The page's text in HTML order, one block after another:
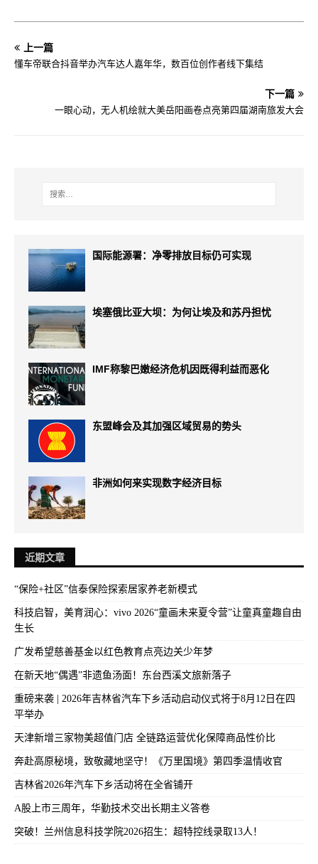
上一篇
懂车帝联合抖音举办汽车达人嘉年华，数百位创作者线下集结
下一篇
一眼心动，无人机绘就大美岳阳画卷点亮第四届湖南旅发大会
国际能源署：净零排放目标仍可实现
埃塞俄比亚大坝：为何让埃及和苏丹担忧
IMF称黎巴嫩经济危机因既得利益而恶化
东盟峰会及其加强区域贸易的势头
非洲如何来实现数字经济目标
近期文章
“保险+社区”信泰保险探索居家养老新模式
科技启智，美育润心：vivo 2026“童画未来夏令营”让童真童趣自由
生长
广发希望慈善基金以红色教育点亮边关少年梦
在新天地“偶遇”非遗鱼汤面！东台西溪文旅新落子
重磅来袭 | 2026年吉林省汽车下乡活动启动仪式将于8月12日在四
平举办
天津新增三家物美超值门店 全链路运营优化保障商品性价比
奔赴高原秘境，致敬藏地坚守！《万里国境》第四季温情收官
吉林省2026年汽车下乡活动将在全省铺开
A股上市三周年，华勤技术交出长期主义答卷
突破！兰州信息科技学院2026招生：超特控线录取13人！